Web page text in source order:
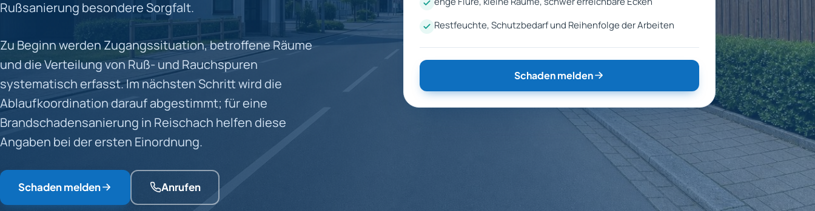
Rußsanierung besondere Sorgfalt.
Zu Beginn werden Zugangssituation, betroffene Räume
und die Verteilung von Ruß- und Rauchspuren
systematisch erfasst. Im nächsten Schritt wird die
Ablaufkoordination darauf abgestimmt; für eine
Brandschadensanierung in Reischach helfen diese
Angaben bei der ersten Einordnung.
Schaden melden Anrufen
Restfeuchte, Schutzbedarf und Reihenfolge der Arbeiten
Schaden melden